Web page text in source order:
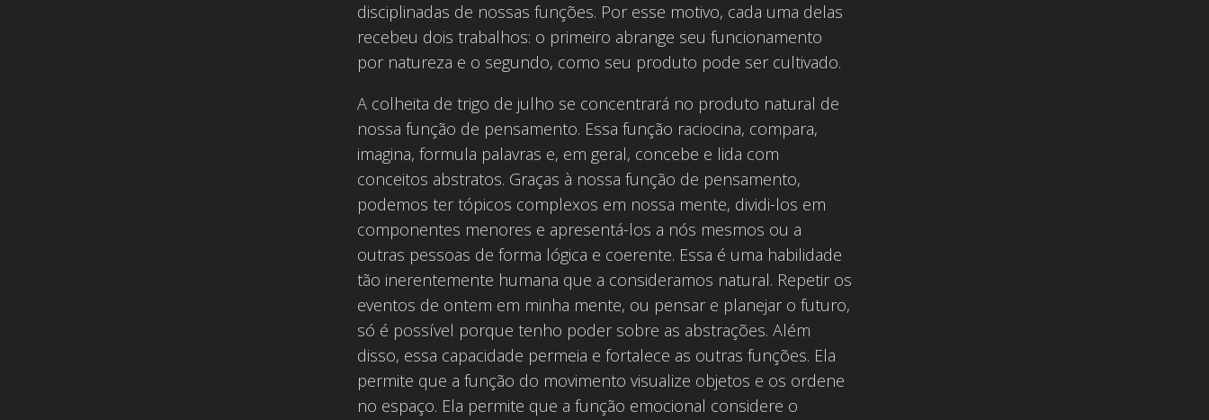
disciplinadas de nossas funções. Por esse motivo, cada uma delas
recebeu dois trabalhos: o primeiro abrange seu funcionamento
por natureza e o segundo, como seu produto pode ser cultivado.
A colheita de trigo de julho se concentrará no produto natural de
nossa função de pensamento. Essa função raciocina, compara,
imagina, formula palavras e, em geral, concebe e lida com
conceitos abstratos. Graças à nossa função de pensamento,
podemos ter tópicos complexos em nossa mente, dividi-los em
componentes menores e apresentá-los a nós mesmos ou a
outras pessoas de forma lógica e coerente. Essa é uma habilidade
tão inerentemente humana que a consideramos natural. Repetir os
eventos de ontem em minha mente, ou pensar e planejar o futuro,
só é possível porque tenho poder sobre as abstrações. Além
disso, essa capacidade permeia e fortalece as outras funções. Ela
permite que a função do movimento visualize objetos e os ordene
no espaço. Ela permite que a função emocional considere o